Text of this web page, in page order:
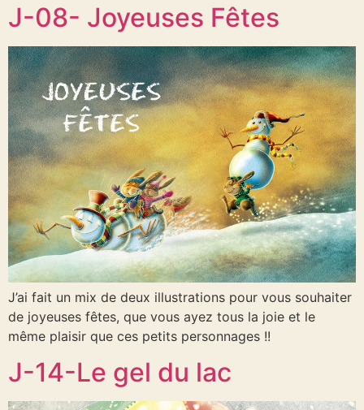
J-08- Joyeuses Fêtes
J’ai fait un mix de deux illustrations pour vous souhaiter
de joyeuses fêtes, que vous ayez tous la joie et le
même plaisir que ces petits personnages !!
J-14-Le gel du lac